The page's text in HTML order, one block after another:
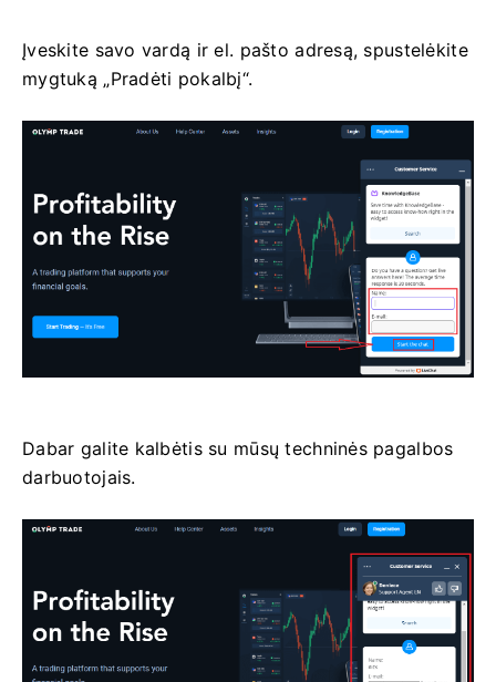
Įveskite savo vardą ir el. pašto adresą, spustelėkite
mygtuką „Pradėti pokalbį“.
Dabar galite kalbėtis su mūsų techninės pagalbos
darbuotojais.